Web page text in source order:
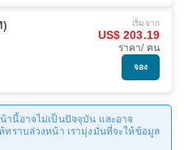
เริ่มจาก
US$ 203.19
ราคา/ คน
จอง
านี้อาจไม่เป็นปัจจุบัน และอาจ
ทราบล่วงหน้า เรามุ่งมั่นที่จะให้ข้อมูล